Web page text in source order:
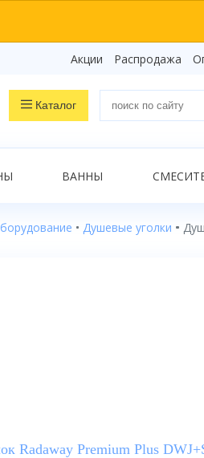
Акции Распродажа
Каталог
ВАННЫ
Душевые уголки